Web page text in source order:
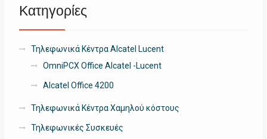
Κατηγορίες
Τηλεφωνικά Κέντρα Alcatel Lucent
OmniPCX Office Alcatel -Lucent
Alcatel Office 4200
Τηλεφωνικά Κέντρα Χαμηλού κόστους
Τηλεφωνικές Συσκευές